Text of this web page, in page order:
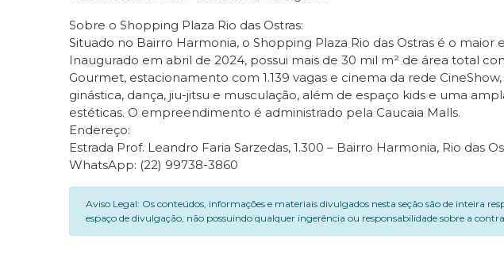
Sobre o Shopping Plaza Rio das Ostras:
Situado no Bairro Harmonia, o Shopping Plaza Rio das Ostras é o
Inaugurado em abril de 2024, possui mais de 30 mil m² de área total
Gourmet, estacionamento com 1.139 vagas e cinema da rede
ginástica, dança, jiu-jitsu e musculação, além de espaço kids e uma
estéticas. O empreendimento é administrado pela Caucaia Malls.
Endereço:
Estrada Prof. Leandro Faria Sarzedas, 1.300 – Bairro Harmonia, Rio das
WhatsApp: (22) 99738-3860
Aviso Legal: Os conteúdos, informações e materiais divulgados nesta seção são de inteira
espaço de divulgação, não possuindo qualquer ingerência ou responsabilidade sobre a